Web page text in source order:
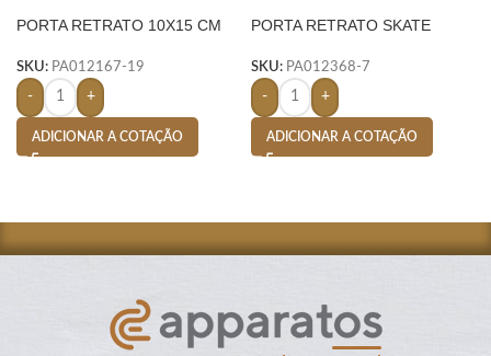
PORTA RETRATO 10X15 CM
SKU: PA012167-19
- +
ADICIONAR A COTAÇÃO
PORTA RETRATO SKATE
SKU: PA012368-7
- +
ADICIONAR A COTAÇÃO